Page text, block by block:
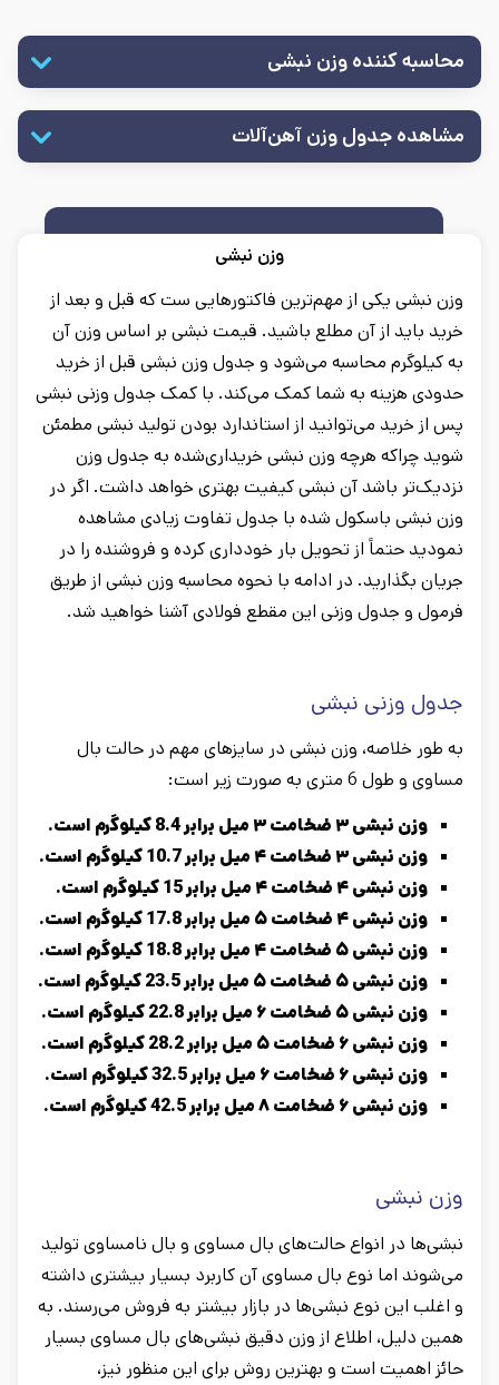
محاسبه کننده وزن نبشی
مشاهده جدول وزن آهن‌آلات
وزن نبشی
وزن نبشی یکی از مهم‌ترین فاکتورهایی ست که قبل و بعد از
خرید باید از آن مطلع باشید. قیمت نبشی بر اساس وزن آن
به کیلوگرم محاسبه می‌شود و جدول وزن نبشی قبل از خرید
حدودی هزینه به شما کمک می‌کند. با کمک جدول وزنی نبشی
پس از خرید می‌توانید از استاندارد بودن تولید نبشی مطمئن
شوید چراکه هرچه وزن نبشی خریداری‌شده به جدول وزن
نزدیک‌تر باشد آن نبشی کیفیت بهتری خواهد داشت. اگر در
وزن نبشی باسکول شده با جدول تفاوت زیادی مشاهده
نمودید حتماً از تحویل بار خودداری کرده و فروشنده را در
جریان بگذارید. در ادامه با نحوه محاسبه وزن نبشی از طریق
فرمول و جدول وزنی این مقطع فولادی آشنا خواهید شد.
جدول وزنی نبشی
به طور خلاصه، وزن نبشی در سایزهای مهم در حالت بال
مساوی و طول 6 متری به صورت زیر است:
وزن نبشی ۳ ضخامت ۳ میل برابر 8.4 کیلوگرم است.
وزن نبشی ۳ ضخامت ۴ میل برابر 10.7 کیلوگرم است.
وزن نبشی ۴ ضخامت ۴ میل برابر 15 کیلوگرم است.
وزن نبشی ۴ ضخامت ۵ میل برابر 17.8 کیلوگرم است.
وزن نبشی ۵ ضخامت ۴ میل برابر 18.8 کیلوگرم است.
وزن نبشی ۵ ضخامت ۵ میل برابر 23.5 کیلوگرم است.
وزن نبشی ۵ ضخامت ۶ میل برابر 22.8 کیلوگرم است.
وزن نبشی ۶ ضخامت ۵ میل برابر 28.2 کیلوگرم است.
وزن نبشی ۶ ضخامت ۶ میل برابر 32.5 کیلوگرم است.
وزن نبشی ۶ ضخامت ۸ میل برابر 42.5 کیلوگرم است.
وزن نبشی
نبشی‌ها در انواع حالت‌های بال مساوی و بال نامساوی تولید
می‌شوند اما نوع بال مساوی آن کاربرد بسیار بیشتری داشته
و اغلب این نوع نبشی‌ها در بازار بیشتر به فروش می‌رسند. به
همین دلیل، اطلاع از وزن دقیق نبشی‌های بال مساوی بسیار
حائز اهمیت است و بهترین روش برای این منظور نیز،